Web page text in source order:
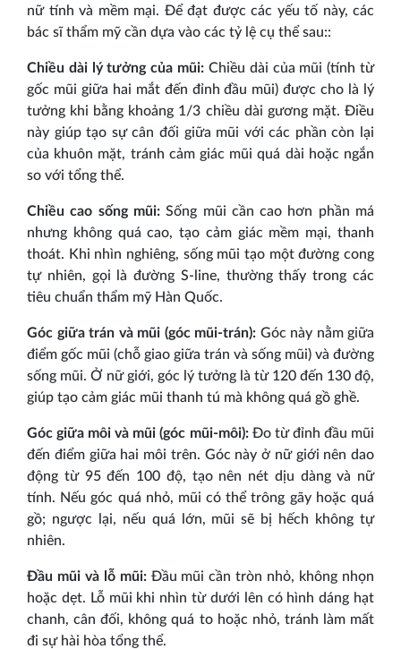
nữ tính và mềm mại. Để đạt được các yếu tố này, các
bác sĩ thẩm mỹ cần dựa vào các tỷ lệ cụ thể sau::
Chiều dài lý tưởng của mũi: Chiều dài của mũi (tính từ
gốc mũi giữa hai mắt đến đỉnh đầu mũi) được cho là lý
tưởng khi bằng khoảng 1/3 chiều dài gương mặt. Điều
này giúp tạo sự cân đối giữa mũi với các phần còn lại
của khuôn mặt, tránh cảm giác mũi quá dài hoặc ngắn
so với tổng thể.
Chiều cao sống mũi:Sống mũi cần cao hơn phần má
nhưng không quá cao, tạo cảm giác mềm mại, thanh
thoát. Khi nhìn nghiêng, sống mũi tạo một đường cong
tự nhiên, gọi là đường S-line, thường thấy trong các
tiêu chuẩn thẩm mỹ Hàn Quốc.
Góc giữa trán và mũi (góc mũi-trán): Góc này nằm giữa
điểm gốc mũi (chỗ giao giữa trán và sống mũi) và đường
sống mũi. Ở nữ giới, góc lý tưởng là từ 120 đến 130 độ,
giúp tạo cảm giác mũi thanh tú mà không quá gồ ghề.
Góc giữa môi và mũi (góc mũi-môi):Đo từ đỉnh đầu mũi
đến điểm giữa hai môi trên. Góc này ở nữ giới nên dao
động từ 95 đến 100 độ, tạo nên nét dịu dàng và nữ
tính. Nếu góc quá nhỏ, mũi có thể trông gãy hoặc quá
gồ; ngược lại, nếu quá lớn, mũi sẽ bị hếch không tự
nhiên.
Đầu mũi và lỗ mũi:Đầu mũi cần tròn nhỏ, không nhọn
hoặc dẹt. Lỗ mũi khi nhìn từ dưới lên có hình dáng hạt
chanh, cân đối, không quá to hoặc nhỏ, tránh làm mất
đi sự hài hòa tổng thể.